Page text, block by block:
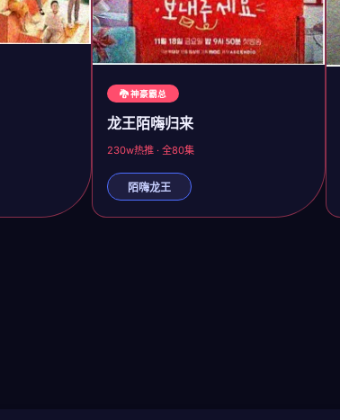
🐉 神豪霸总
龙王陌嗨归来
230w热推 · 全80集
陌嗨龙王